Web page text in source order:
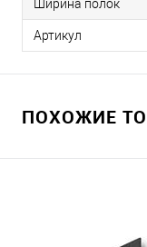
Ширина полок
Артикул
ПОХОЖИЕ